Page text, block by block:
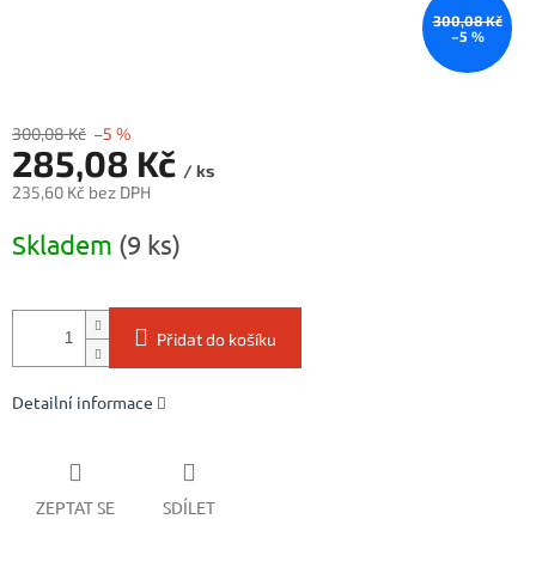
300,08 Kč
–5 %
300,08 Kč –5 %
285,08 Kč / ks
235,60 Kč bez DPH
cena:
Skladem (9 ks)
Přidat do košíku
Detailní informace
ZEPTAT SE SDÍLET